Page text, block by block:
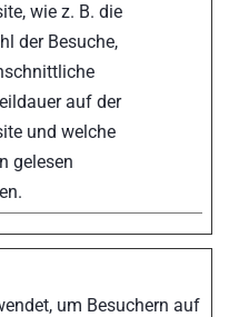
wie z. B. die
der Besuche,
auf der
und welche
gelesen
um Besuchern auf